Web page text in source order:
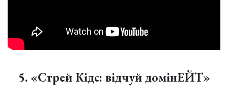
5. «Cтрей Кідс: відчуй домінЕЙТ»